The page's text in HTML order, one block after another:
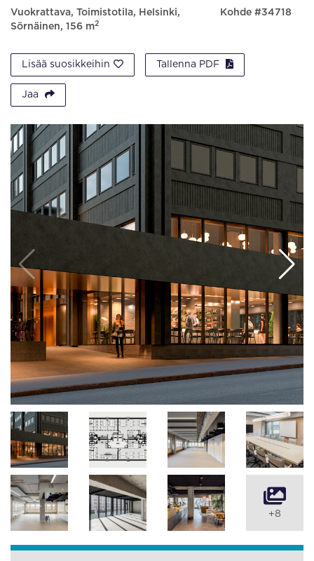
Vuokrattava, Toimistotila, Helsinki,
Sörnäinen, 156 m2
Kohde #34718
Lisää suosikkeihin Tallenna PDF
Jaa
+8